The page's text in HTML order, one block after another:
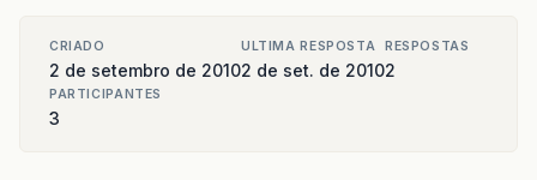
CRIADO
2 de setembro de 2010
ULTIMA RESPOSTA
2 de set. de 2010
RESPOSTAS
2
PARTICIPANTES
3